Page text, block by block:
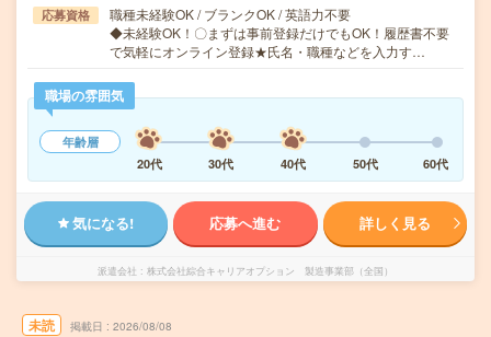
応募資格
職種未経験OK / ブランクOK / 英語力不要
◆未経験OK！〇まずは事前登録だけでもOK！履歴書不要
で気軽にオンライン登録★氏名・職種などを入力す…
職場の雰囲気
年齢層
20代
30代 40代 50代 60代
気になる! 応募へ進む 詳しく見る
派遣会社 株式会社綜合キャリアオプション 製造事業部（全国）
未読 掲載日 2026/08/08